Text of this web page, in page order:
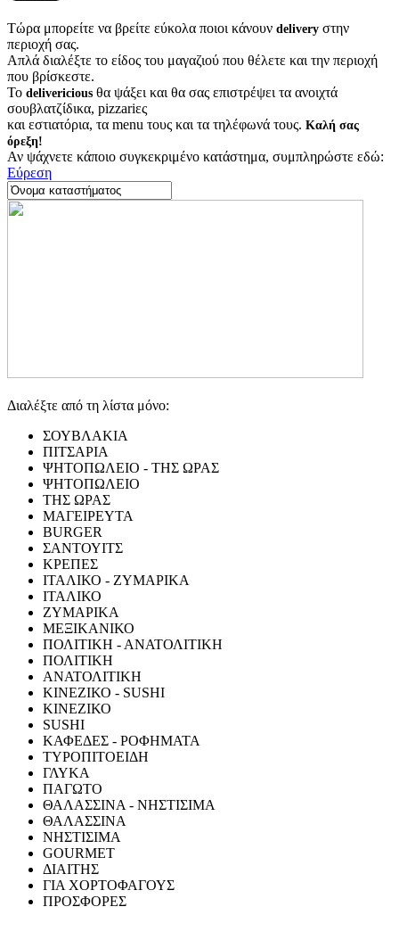
Τώρα μπορείτε να βρείτε εύκολα ποιοι κάνουν delivery στην
περιοχή σας.
Απλά διαλέξτε το είδος του μαγαζιού που θέλετε και την περιοχή
που βρίσκεστε.
Το delivericious θα ψάξει και θα σας επιστρέψει τα ανοιχτά
σουβλατζίδικα, pizzariες
και εστιατόρια, τα menu τους και τα τηλέφωνά τους. Καλή σας
όρεξη!
Αν ψάχνετε κάποιο συγκεκριμένο κατάστημα, συμπληρώστε εδώ:
Εύρεση
Διαλέξτε από τη λίστα μόνο:
ΣΟΥΒΛΑΚΙΑ
ΠΙΤΣΑΡΙΑ
ΨΗΤΟΠΩΛΕΙΟ - ΤΗΣ ΩΡΑΣ
ΨΗΤΟΠΩΛΕΙΟ
ΤΗΣ ΩΡΑΣ
ΜΑΓΕΙΡΕΥΤΑ
BURGER
ΣΑΝΤΟΥΙΤΣ
ΚΡΕΠΕΣ
ΙΤΑΛΙΚΟ - ΖΥΜΑΡΙΚΑ
ΙΤΑΛΙΚΟ
ΖΥΜΑΡΙΚΑ
ΜΕΞΙΚΑΝΙΚΟ
ΠΟΛΙΤΙΚΗ - ΑΝΑΤΟΛΙΤΙΚΗ
ΠΟΛΙΤΙΚΗ
ΑΝΑΤΟΛΙΤΙΚΗ
ΚΙΝΕΖΙΚΟ - SUSHI
ΚΙΝΕΖΙΚΟ
SUSHI
ΚΑΦΕΔΕΣ - ΡΟΦΗΜΑΤΑ
ΤΥΡΟΠΙΤΟΕΙΔΗ
ΓΛΥΚΑ
ΠΑΓΩΤΟ
ΘΑΛΑΣΣΙΝΑ - ΝΗΣΤΙΣΙΜΑ
ΘΑΛΑΣΣΙΝΑ
ΝΗΣΤΙΣΙΜΑ
GOURMET
ΔΙΑΙΤΗΣ
ΓΙΑ ΧΟΡΤΟΦΑΓΟΥΣ
ΠΡΟΣΦΟΡΕΣ